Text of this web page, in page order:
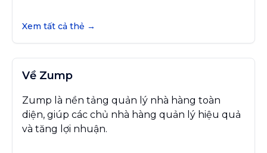
Xem tất cả thẻ →
Về Zump
Zump là nền tảng quản lý nhà hàng toàn
diện, giúp các chủ nhà hàng quản lý hiệu quả
và tăng lợi nhuận.